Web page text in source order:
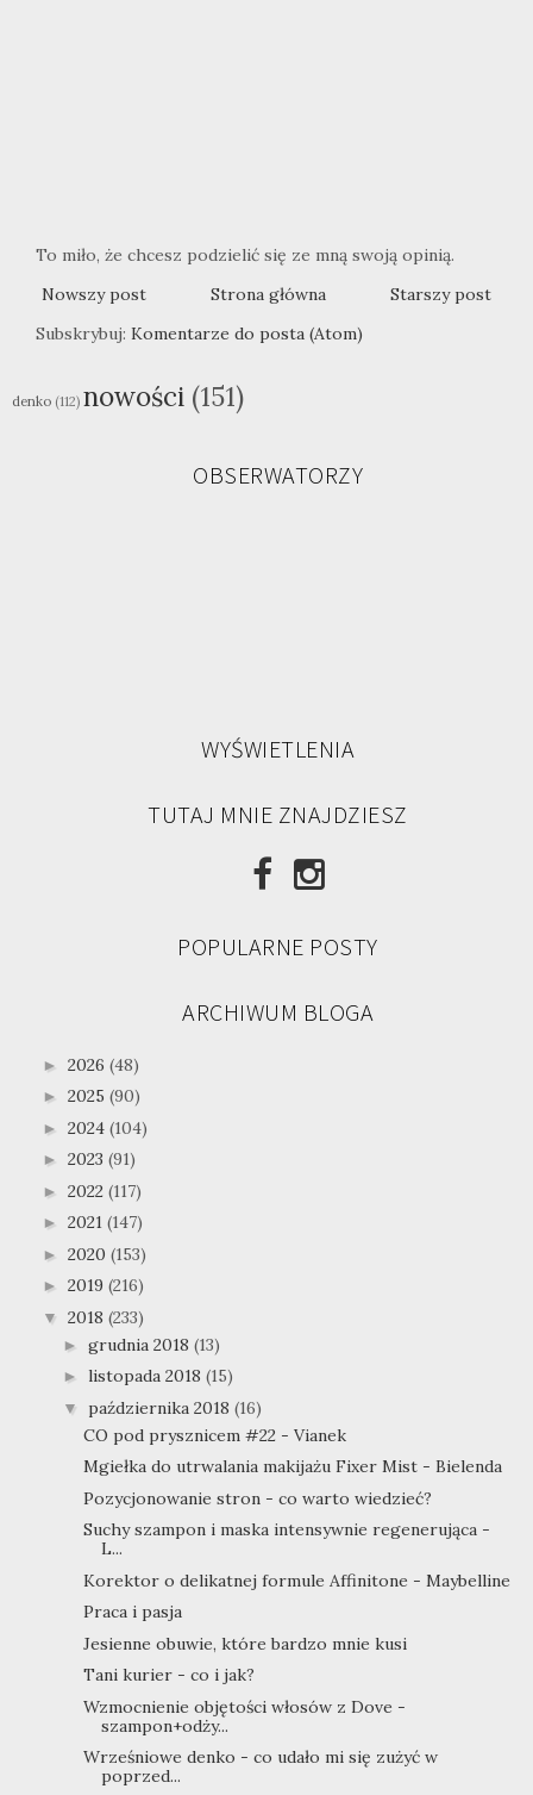
To miło, że chcesz podzielić się ze mną swoją opinią.
Nowszy post
Starszy post
Strona główna
Subskrybuj: Komentarze do posta (Atom)
denko (112) nowości (151)
OBSERWATORZY
WYŚWIETLENIA
TUTAJ MNIE ZNAJDZIESZ
POPULARNE POSTY
ARCHIWUM BLOGA
► 2026 (48)
► 2025 (90)
► 2024 (104)
► 2023 (91)
► 2022 (117)
► 2021 (147)
► 2020 (153)
► 2019 (216)
▼ 2018 (233)
► grudnia 2018 (13)
► listopada 2018 (15)
▼ października 2018 (16)
CO pod prysznicem #22 - Vianek
Mgiełka do utrwalania makijażu Fixer Mist - Bielenda
Pozycjonowanie stron - co warto wiedzieć?
Suchy szampon i maska intensywnie regenerująca -
L...
Korektor o delikatnej formule Affinitone - Maybelline
Praca i pasja
Jesienne obuwie, które bardzo mnie kusi
Tani kurier - co i jak?
Wzmocnienie objętości włosów z Dove -
szampon+odży...
Wrześniowe denko - co udało mi się zużyć w
poprzed...